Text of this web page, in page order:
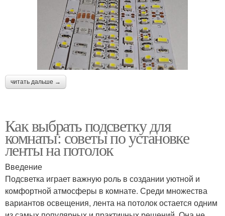
читать дальше →
Как выбрать подсветку для
комнаты: советы по установке
ленты на потолок
Введение
Подсветка играет важную роль в создании уютной и
комфортной атмосферы в комнате. Среди множества
вариантов освещения, лента на потолок остается одним